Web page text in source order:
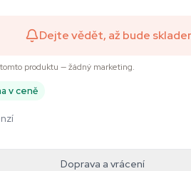
Dejte vědět, až bude
produktu — žádný marketing.
v ceně
Doprava a vrácení